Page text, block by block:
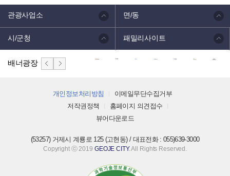
관광사업소 면/동
시/군청 패밀리사이트
배너광장
개인정보처리방침
이메일무단수집거부
저작권정책
홈페이지 의견접수
뷰어다운로드
(53257) 거제시 계룡로 125 (고현동) / 대표전화 : 055)639-3000
Copyright ⓒ 2019 GEOJE CITY. All Rights Reserved.